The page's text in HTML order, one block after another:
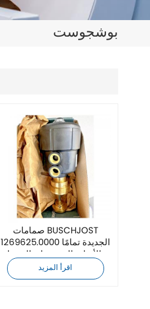
한국의
中文
بوشجوست
صمامات BUSCHJOST
1269625.0000 الجديدة تمامًا
والأصلية التي تعمل بالضغط
اقرأ المزيد